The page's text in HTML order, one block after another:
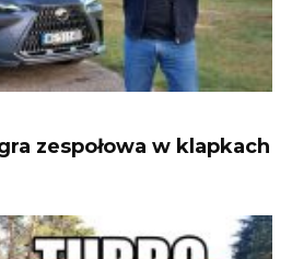
zespołowa w klapkach